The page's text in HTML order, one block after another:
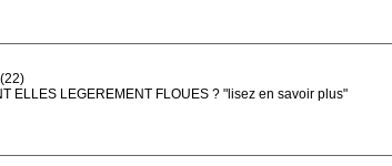
ELLES LEGEREMENT FLOUES ? "lisez en savoir plus"